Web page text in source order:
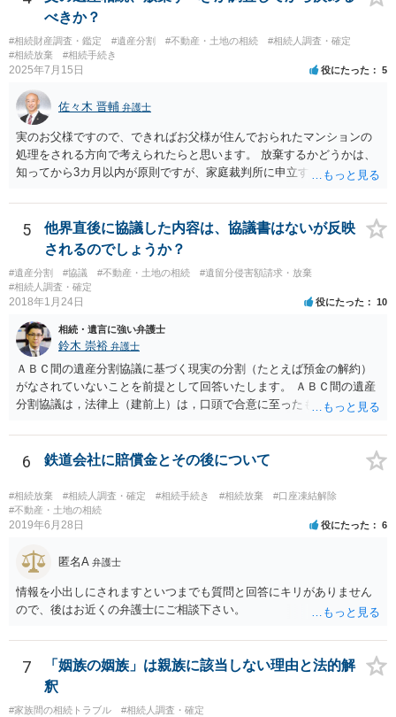
べきか？
#相続財産調査・鑑定 #遺産分割 #不動産・土地の相続
#相続人調査・確定
#相続放棄
#相続手続き
2025年7月15日 役にたった 5
佐々木 晋輔 弁護士
実のお父様ですので、できればお父様が住んでおられたマンションの
処理をされる方向で考えられたらと思います。 放棄するかどうかは、
知ってから3カ月以内が原則ですが、家庭裁判所に申立すれば3カ月の
放棄するかどうか決めることができます。 銀行やサラ金が数年も放置
することはありませんので、数年後に借金が発見される可能性はほぼ
ありません。 なお、私が扱った相続放棄を検討していた案件で、期間
伸長して調査したところ、サラ金に対する過払金など相当な財産が見
つかったため相続したという事例がありました。
5
他界直後に協議した内容は、協議書はないが反映
されるのでしょうか？
#遺産分割 #協議 #不動産・土地の相続
#遺留分侵害額請求・放棄
#相続人調査・確定
2018年1月24日 役にたった 10
相続・遺言に強い弁護士
鈴木 崇裕 弁護士
ＡＢＣ間の遺産分割協議に基づく現実の分割（たとえば預金の解約）
がなされていないことを前提として回答いたします。 ＡＢＣ間の遺産
分割協議は，法律上（建前上）は，口頭で合意に至ったものであって
ん。 また，不動産の名義を移転するためには，遺産分割協議書への署
名捺印を得る必要があります。 したがって，残念ながら，「ＡＢＣ間
の遺産分割協議が有効に成立している」という前提に基づく主張は困
難と思われます。 「ＡＢＣ間の遺産分割協議は未了のまま，ＡとＢが
死亡し，二次相続が発生した」という前提に基づいて協議を進める必
要があります。 もちろん，Ｃの立場としては，ＡＢＣ間の遺産分割協
人は応じない姿勢を示していることから，実現は困難だと思います。
しどころ）としては，譲歩することを甘受しなければならないかもし
れません。
6 鉄道会社に賠償金とその後について
#相続放棄 #相続人調査・確定 #相続手続き #相続放棄
#口座凍結解除
#不動産・土地の相続
2019年6月28日 役にたった 6
匿名A 弁護士
情報を小出しにされますといつまでも質問と回答にキリがありません
ので、後はお近くの弁護士にご相談下さい。
7
「姻族の姻族」は親族に該当しない理由と法的解
釈
#家族間の相続トラブル #相続人調査・確定